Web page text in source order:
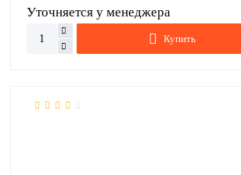
Уточняется у менеджера
Купить